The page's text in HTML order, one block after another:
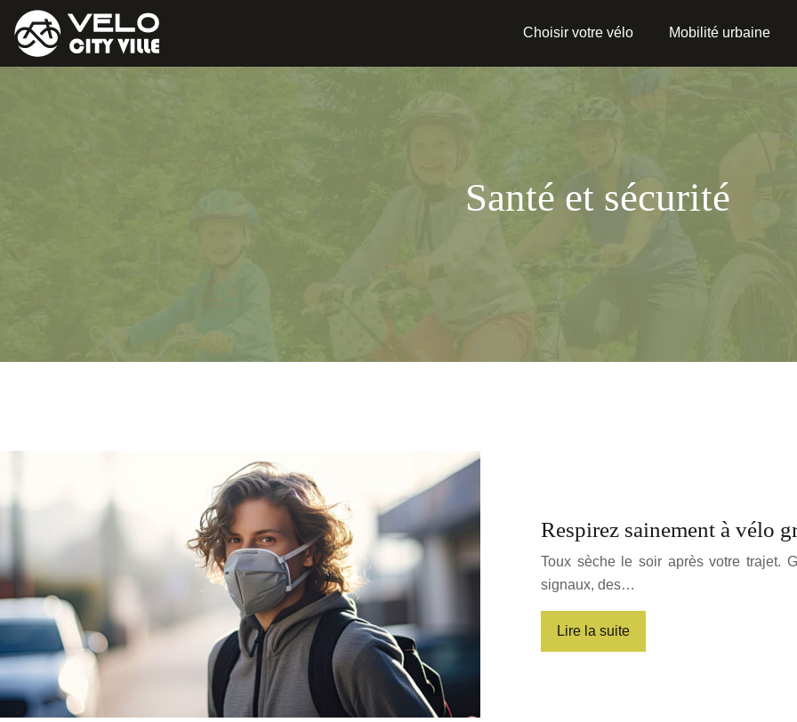
Choisir votre vélo Mobilité urbaine
Santé et sécurité
Respirez sainement à vélo
Toux sèche le soir après votre trajet.
signaux, des…
Lire la suite